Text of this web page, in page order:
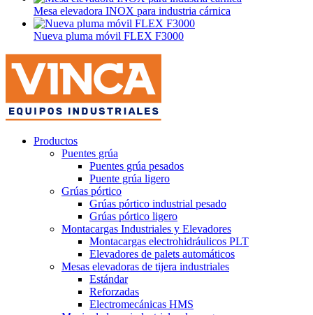
Mesa elevadora INOX para industria cárnica
Nueva pluma móvil FLEX F3000
Productos
Puentes grúa
Puentes grúa pesados
Puente grúa ligero
Grúas pórtico
Grúas pórtico industrial pesado
Grúas pórtico ligero
Montacargas Industriales y Elevadores
Montacargas electrohidráulicos PLT
Elevadores de palets automáticos
Mesas elevadoras de tijera industriales
Estándar
Reforzadas
Electromecánicas HMS